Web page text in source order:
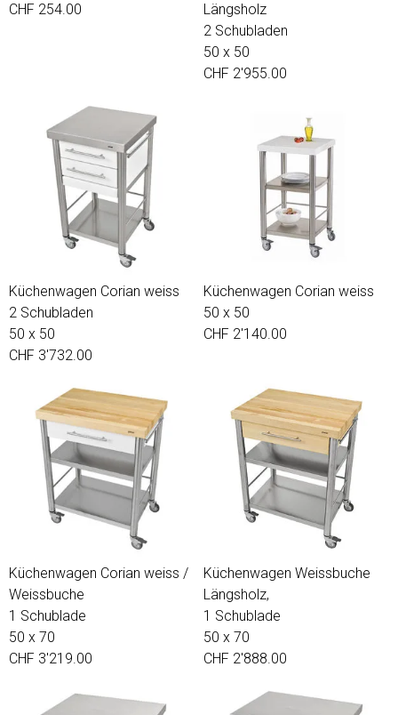
CHF 254.00
Längsholz
2 Schubladen
50 x 50
CHF 2'955.00
Küchenwagen Corian weiss
2 Schubladen
50 x 50
CHF 3'732.00
Küchenwagen Corian weiss
50 x 50
CHF 2'140.00
Küchenwagen Corian weiss /
Weissbuche
1 Schublade
50 x 70
CHF 3'219.00
Küchenwagen Weissbuche
Längsholz,
1 Schublade
50 x 70
CHF 2'888.00